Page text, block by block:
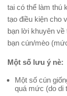
tai có thể làm thú
tạo điều kiện cho
bạn lời khuyên về
bạn cún/mèo
Một số lưu ý nè:
Một số cún
quá mức (do di